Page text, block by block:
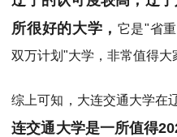
所很好的大学， 它是"省
双万计划"大学，非常值得大
综上可知，大连交通大学在
连交通大学是一所值得